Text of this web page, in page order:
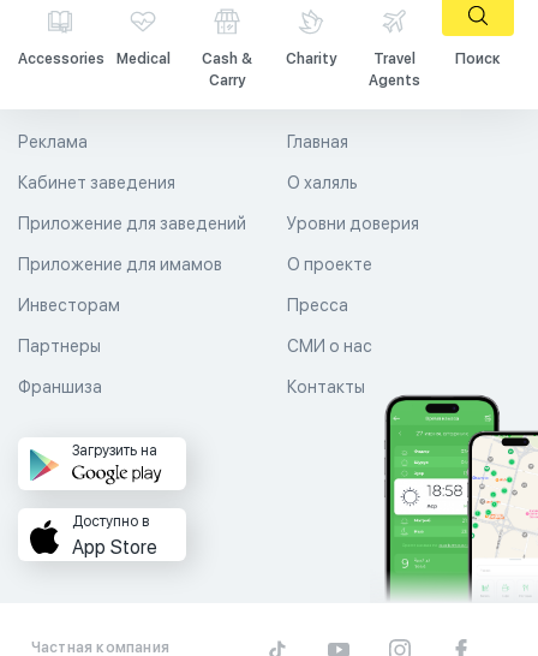
Accessories Medical
Cash &
Carry
Charity
Travel
Agents
Поиск
Главная
О халяль
Уровни доверия
Реклама
Кабинет заведения
Приложение для заведений
Приложение для имамов О проекте
Пресса
СМИ о нас
Контакты
Инвесторам
Партнеры
Франшиза
Загрузить на
Доступно в
App Store
Частная компания